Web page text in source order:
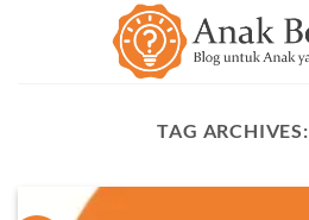
TAG ARCHIVES: